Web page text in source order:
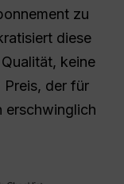
zu
diese
keine
Preis, der für
erschwinglich